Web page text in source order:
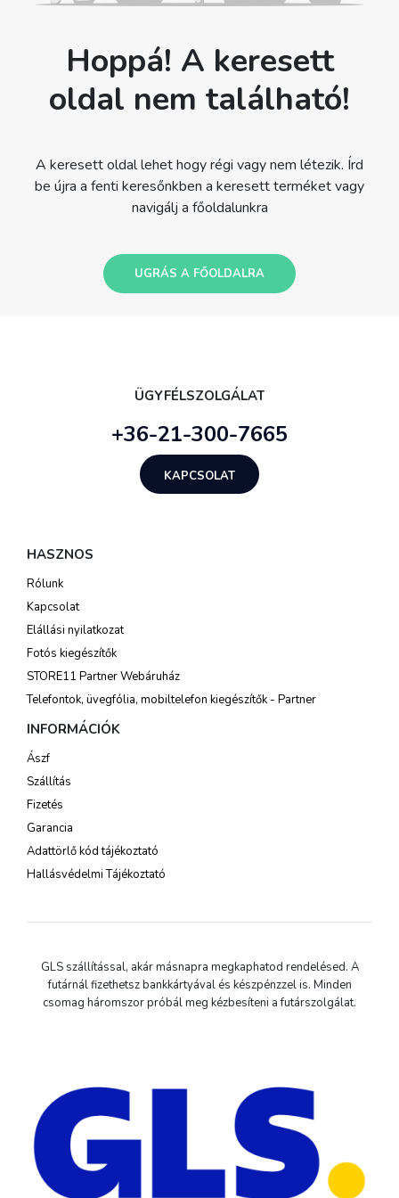
Hoppá! A keresett
oldal nem található!
A keresett oldal lehet hogy régi vagy nem létezik. Írd
be újra a fenti keresőnkben a keresett terméket vagy
navigálj a főoldalunkra
UGRÁS A FŐOLDALRA
ÜGYFÉLSZOLGÁLAT
+36-21-300-7665
KAPCSOLAT
HASZNOS
Rólunk
Kapcsolat
Elállási nyilatkozat
Fotós kiegészítők
STORE11 Partner Webáruház
Telefontok, üvegfólia, mobiltelefon kiegészítők - Partner
INFORMÁCIÓK
Ászf
Szállítás
Fizetés
Garancia
Adattörlő kód tájékoztató
Hallásvédelmi Tájékoztató
GLS szállítással, akár másnapra megkaphatod rendelésed. A
futárnál fizethetsz bankkártyával és készpénzzel is. Minden
csomag háromszor próbál meg kézbesíteni a futárszolgálat.